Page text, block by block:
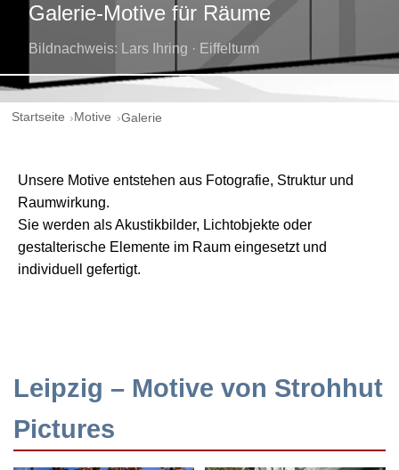
Galerie-Motive für Räume
Bildnachweis: Lars Ihring · Eiffelturm
Startseite Motive Galerie
Unsere Motive entstehen aus Fotografie, Struktur und
Raumwirkung.
Sie werden als Akustikbilder, Lichtobjekte oder
gestalterische Elemente im Raum eingesetzt und
individuell gefertigt.
Leipzig – Motive von Strohhut
Pictures